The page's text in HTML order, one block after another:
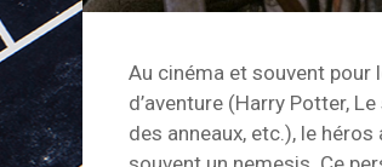
Au cinéma et souvent pour
d’aventure (Harry Potter,
des anneaux, etc.), le héros